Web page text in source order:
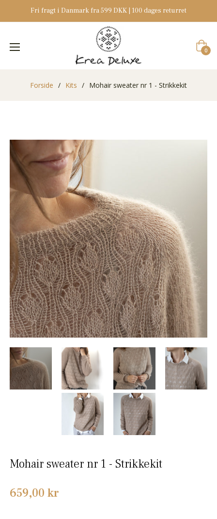
Fri fragt i Danmark fra 599 DKK | 100 dages returret
0
Forside / Kits / Mohair sweater nr 1 - Strikkekit
Mohair sweater nr 1 - Strikkekit
Normalpris
659,00 kr